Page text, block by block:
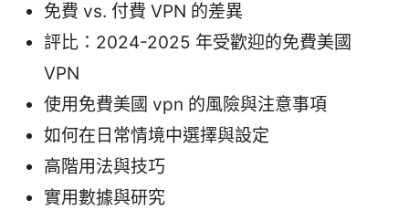
免費 vs. 付費 VPN 的差異
評比：2024-2025 年受歡迎的免費美國
VPN
使用免費美國 vpn 的風險與注意事項
如何在日常情境中選擇與設定
高階用法與技巧
實用數據與研究